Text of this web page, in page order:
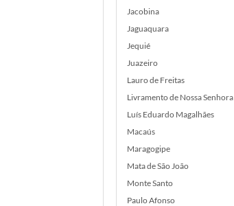
Jacobina
Jaguaquara
Jequié
Juazeiro
Lauro de Freitas
Livramento de Nossa Senhora
Luís Eduardo Magalhães
Macaús
Maragogipe
Mata de São João
Monte Santo
Paulo Afonso